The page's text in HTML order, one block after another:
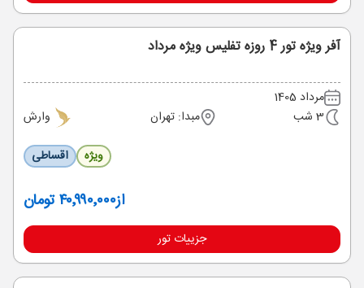
آفر ویژه تور 4 روزه تفلیس ویژه مرداد
مرداد 1405
3 شب
مبدا: تهران
وارش
ویژه
اقساطی
از۴۰٬۹۹۰٬۰۰۰ تومان
جزییات تور